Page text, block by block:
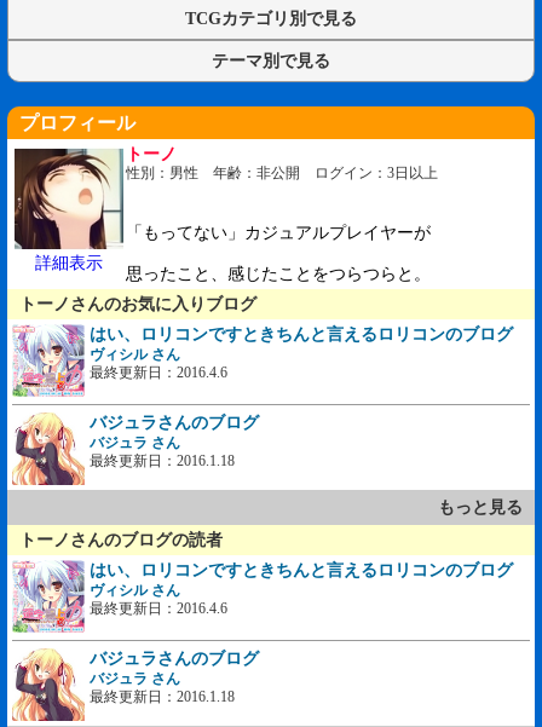
TCGカテゴリ別で見る
テーマ別で見る
プロフィール
詳細表示
トーノ
性別：男性 年齢：非公開 ログイン：3日以上
「もってない」カジュアルプレイヤーが
思ったこと、感じたことをつらつらと。
トーノさんのお気に入りブログ
はい、ロリコンですときちんと言えるロリコンのブログ
ヴィシル さん
最終更新日：2016.4.6
バジュラさんのブログ
バジュラ さん
最終更新日：2016.1.18
もっと見る
トーノさんのブログの読者
はい、ロリコンですときちんと言えるロリコンのブログ
ヴィシル さん
最終更新日：2016.4.6
バジュラさんのブログ
バジュラ さん
最終更新日：2016.1.18